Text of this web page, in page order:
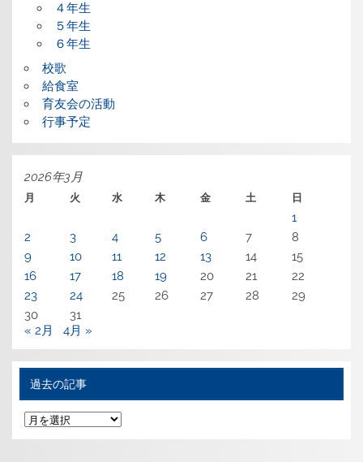
４年生
５年生
６年生
校歌
給食室
育友会の活動
行事予定
2026年3月
月 火 水 木 金 土 日
1
2
3 4 5 6 7
8
9
10 11 12 13 14
15
16
17 18 19 20 21
22
23
24 25 26 27 28
29
30
31
« 2月
4月 »
過去の記事
過
去
の